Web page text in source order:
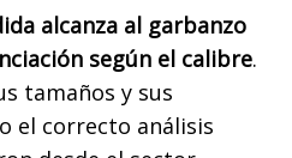
alcanza al garbanzo
según el calibre.
tamaños y sus
el correcto análisis